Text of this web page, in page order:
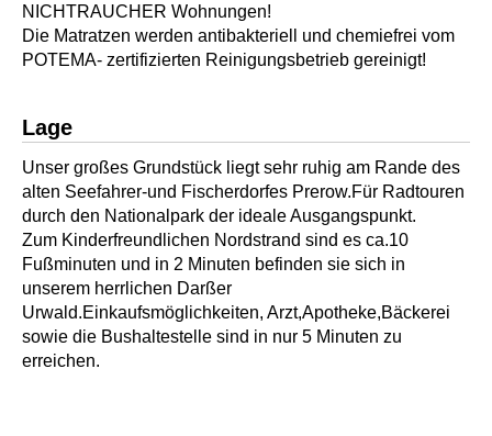
NICHTRAUCHER Wohnungen!
Die Matratzen werden antibakteriell und chemiefrei vom
POTEMA- zertifizierten Reinigungsbetrieb gereinigt!
Lage
Unser großes Grundstück liegt sehr ruhig am Rande des
alten Seefahrer-und Fischerdorfes Prerow.Für Radtouren
durch den Nationalpark der ideale Ausgangspunkt.
Zum Kinderfreundlichen Nordstrand sind es ca.10
Fußminuten und in 2 Minuten befinden sie sich in
unserem herrlichen Darßer
Urwald.Einkaufsmöglichkeiten, Arzt,Apotheke,Bäckerei
sowie die Bushaltestelle sind in nur 5 Minuten zu
erreichen.